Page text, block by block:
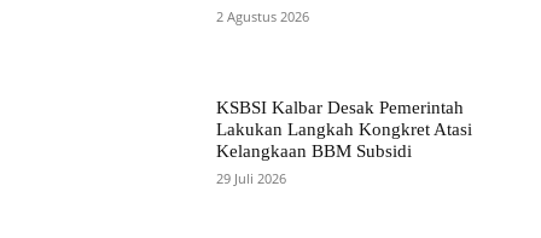
2 Agustus 2026
KSBSI Kalbar Desak Pemerintah
Lakukan Langkah Kongkret Atasi
Kelangkaan BBM Subsidi
29 Juli 2026